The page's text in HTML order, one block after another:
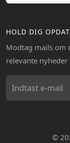
HOLD DIG
Modtag mails om
relevante
©